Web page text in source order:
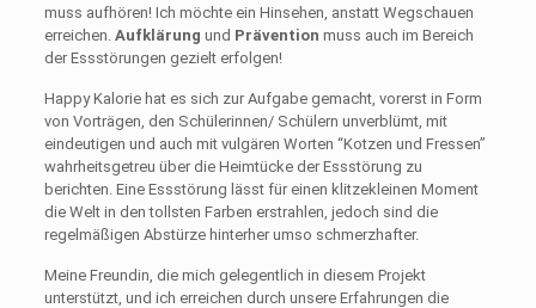
muss aufhören! Ich möchte ein Hinsehen, anstatt Wegschauen
erreichen. Aufklärung und Prävention muss auch im Bereich
der Essstörungen gezielt erfolgen!
Happy Kalorie hat es sich zur Aufgabe gemacht, vorerst in Form
von Vorträgen, den Schülerinnen/ Schülern unverblümt, mit
eindeutigen und auch mit vulgären Worten “Kotzen und Fressen”
wahrheitsgetreu über die Heimtücke der Essstörung zu
berichten. Eine Essstörung lässt für einen klitzekleinen Moment
die Welt in den tollsten Farben erstrahlen, jedoch sind die
regelmäßigen Abstürze hinterher umso schmerzhafter.
Meine Freundin, die mich gelegentlich in diesem Projekt
unterstützt, und ich erreichen durch unsere Erfahrungen die